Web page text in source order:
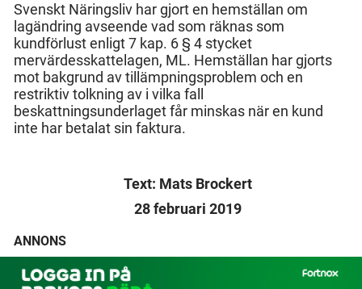
Svenskt Näringsliv har gjort en hemställan om
lagändring avseende vad som räknas som
kundförlust enligt 7 kap. 6 § 4 stycket
mervärdesskattelagen, ML. Hemställan har gjorts
mot bakgrund av tillämpningsproblem och en
restriktiv tolkning av i vilka fall
beskattningsunderlaget får minskas när en kund
inte har betalat sin faktura.
Text: Mats Brockert
28 februari 2019
ANNONS